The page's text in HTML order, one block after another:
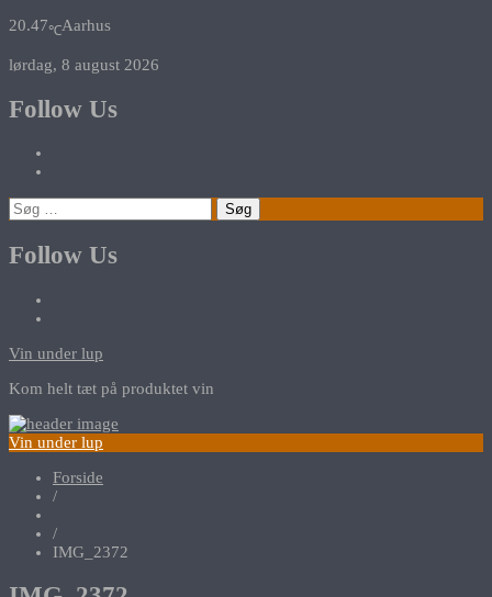
20.47℃Aarhus
lørdag, 8 august 2026
Follow Us
Søg
efter:
Follow Us
Vin under lup
Kom helt tæt på produktet vin
Vin under lup
Forside
/
/
IMG_2372